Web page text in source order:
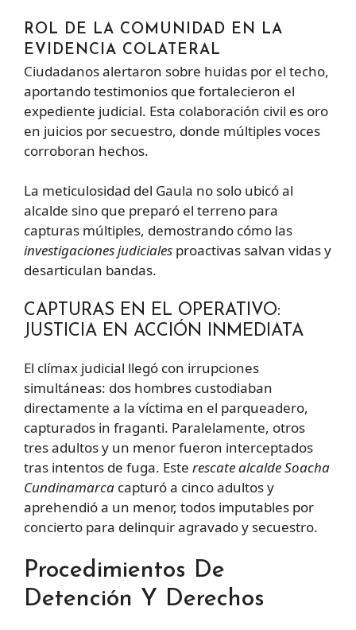
ROL DE LA COMUNIDAD EN LA
EVIDENCIA COLATERAL
Ciudadanos alertaron sobre huidas por el techo,
aportando testimonios que fortalecieron el
expediente judicial. Esta colaboración civil es oro
en juicios por secuestro, donde múltiples voces
corroboran hechos.
La meticulosidad del Gaula no solo ubicó al
alcalde sino que preparó el terreno para
capturas múltiples, demostrando cómo las
investigaciones judiciales proactivas salvan vidas y
desarticulan bandas.
CAPTURAS EN EL OPERATIVO:
JUSTICIA EN ACCIÓN INMEDIATA
El clímax judicial llegó con irrupciones
simultáneas: dos hombres custodiaban
directamente a la víctima en el parqueadero,
capturados in fraganti. Paralelamente, otros
tres adultos y un menor fueron interceptados
tras intentos de fuga. Este rescate alcalde Soacha
Cundinamarca capturó a cinco adultos y
aprehendió a un menor, todos imputables por
concierto para delinquir agravado y secuestro.
Procedimientos De
Detención Y Derechos